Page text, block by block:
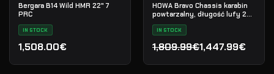
Bergara B14 Wild HMR 22" 7
PRC
IN STOCK
1,508.00€
HOWA Bravo Chassis karabin
powtarzalny, długość lufy 26",
IN STOCK
1,809.99€
Pierwotna cena
1,447.99€
Aktualna cena wynosi: